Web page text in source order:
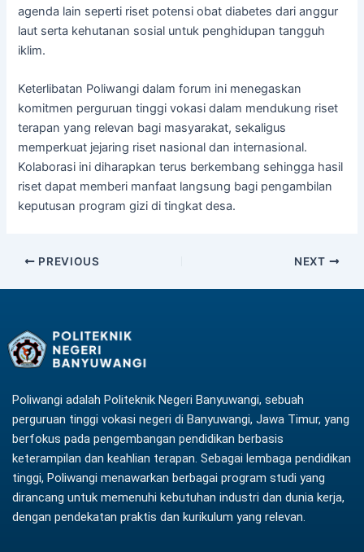
agenda lain seperti riset potensi obat diabetes dari anggur
laut serta kehutanan sosial untuk penghidupan tangguh
iklim.
Keterlibatan Poliwangi dalam forum ini menegaskan
komitmen perguruan tinggi vokasi dalam mendukung riset
terapan yang relevan bagi masyarakat, sekaligus
memperkuat jejaring riset nasional dan internasional.
Kolaborasi ini diharapkan terus berkembang sehingga hasil
riset dapat memberi manfaat langsung bagi pengambilan
keputusan program gizi di tingkat desa.
PREVIOUS NEXT
Poliwangi adalah Politeknik Negeri Banyuwangi, sebuah
perguruan tinggi vokasi negeri di Banyuwangi, Jawa Timur, yang
berfokus pada pengembangan pendidikan berbasis
keterampilan dan keahlian terapan. Sebagai lembaga pendidikan
tinggi, Poliwangi menawarkan berbagai program studi yang
dirancang untuk memenuhi kebutuhan industri dan dunia kerja,
dengan pendekatan praktis dan kurikulum yang relevan.